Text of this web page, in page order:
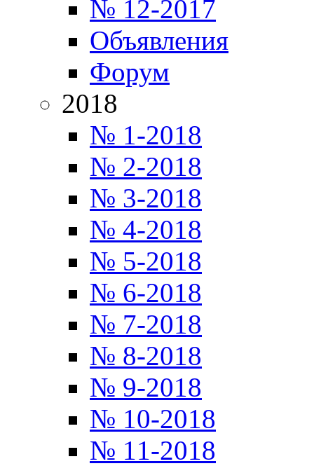
№ 12-2017
Объявления
Форум
2018
№ 1-2018
№ 2-2018
№ 3-2018
№ 4-2018
№ 5-2018
№ 6-2018
№ 7-2018
№ 8-2018
№ 9-2018
№ 10-2018
№ 11-2018